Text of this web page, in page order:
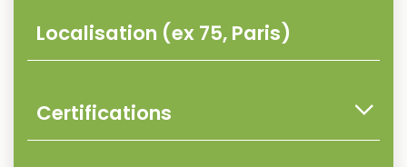
Certifications